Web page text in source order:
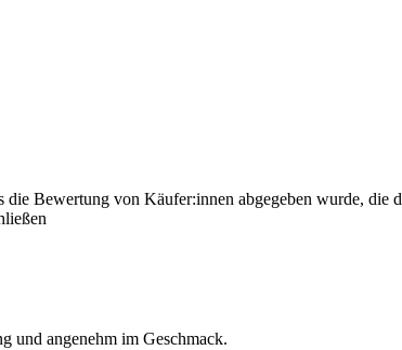
die Bewertung von Käufer:innen abgegeben wurde, die
und angenehm im Geschmack.